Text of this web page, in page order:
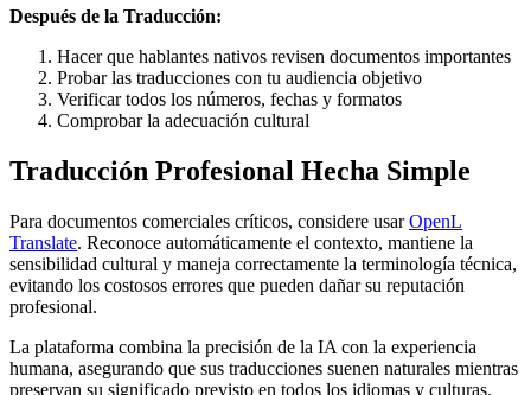
Después de la Traducción:
Hacer que hablantes nativos revisen documentos importantes
Probar las traducciones con tu audiencia objetivo
Verificar todos los números, fechas y formatos
Comprobar la adecuación cultural
Traducción Profesional Hecha Simple
Para documentos comerciales críticos, considere usarOpenL
Translate. Reconoce automáticamente el contexto, mantiene la
sensibilidad cultural y maneja correctamente la terminología técnica,
evitando los costosos errores que pueden dañar su reputación
profesional.
La plataforma combina la precisión de la IA con la experiencia
humana, asegurando que sus traducciones suenen naturales mientras
preservan su significado previsto en todos los idiomas y culturas.